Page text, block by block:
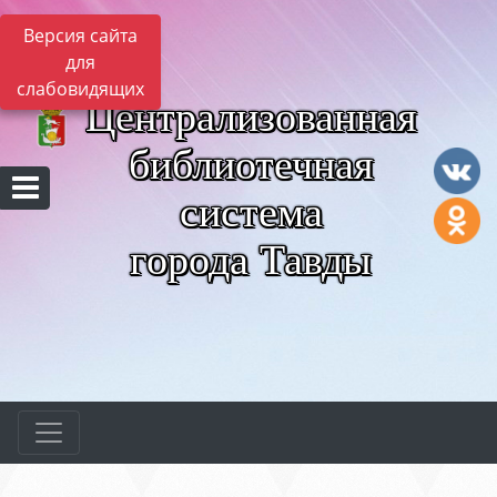
Версия сайта
для
слабовидящих
Централизованная
библиотечная
система
города Тавды